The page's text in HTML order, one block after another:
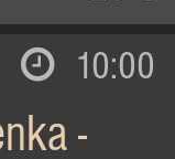
10:00
-